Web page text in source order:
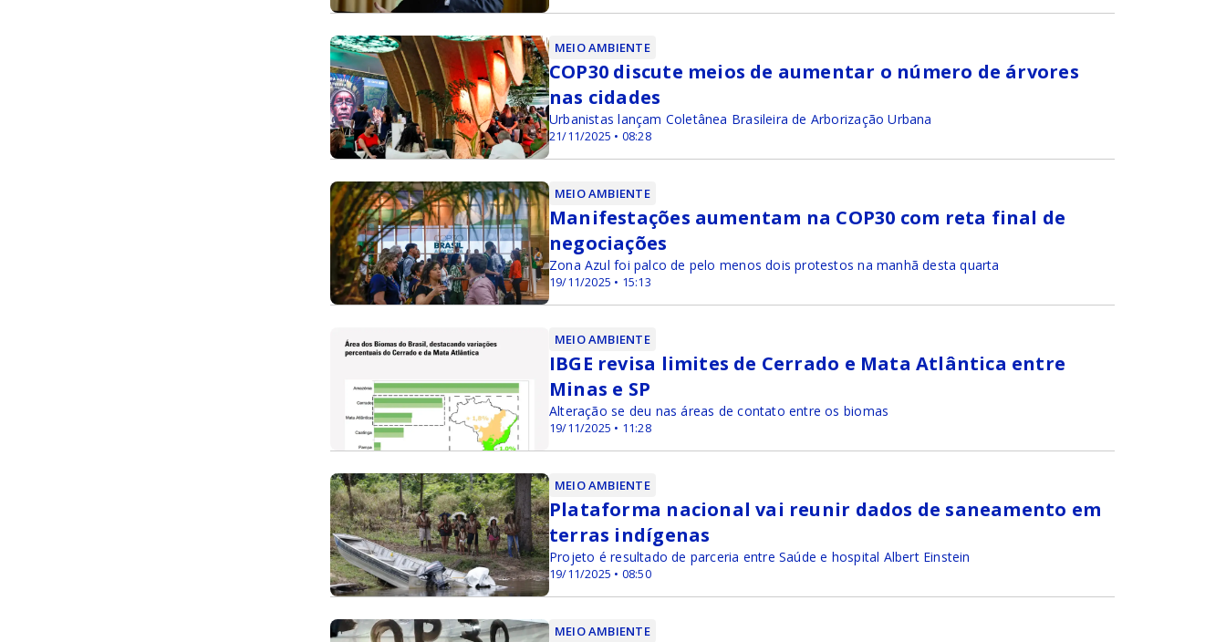
MEIO AMBIENTE
21/11/2025 • 08:28
COP30 discute meios de aumentar o número de árvores
nas cidades
Urbanistas lançam Coletânea Brasileira de Arborização Urbana
MEIO AMBIENTE
19/11/2025 • 15:13
Manifestações aumentam na COP30 com reta final de
negociações
Zona Azul foi palco de pelo menos dois protestos na manhã desta quarta
MEIO AMBIENTE
19/11/2025 • 11:28
IBGE revisa limites de Cerrado e Mata Atlântica entre
Minas e SP
Alteração se deu nas áreas de contato entre os biomas
MEIO AMBIENTE
19/11/2025 • 08:50
Plataforma nacional vai reunir dados de saneamento em
terras indígenas
Projeto é resultado de parceria entre Saúde e hospital Albert Einstein
MEIO AMBIENTE